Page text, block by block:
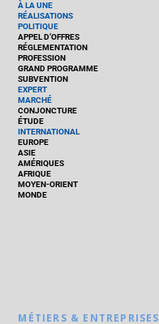
À LA UNE
RÉALISATIONS
POLITIQUE
APPEL D’OFFRES
RÉGLEMENTATION
PROFESSION
GRAND PROGRAMME
SUBVENTION
EXPERT
MARCHÉ
CONJONCTURE
ÉTUDE
INTERNATIONAL
EUROPE
ASIE
AMÉRIQUES
AFRIQUE
MOYEN-ORIENT
MONDE
MÉTIERS & ENTREPRISES